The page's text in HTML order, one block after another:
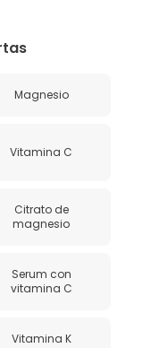
Magnesio
Vitamina C
Citrato de
magnesio
Serum con
vitamina C
Vitamina K